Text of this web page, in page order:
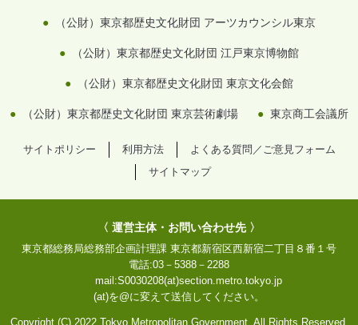
（公財）東京都歴史文化財団 アーツカウンシル東京
（公財）東京都歴史文化財団 江戸東京博物館
（公財）東京都歴史文化財団 東京文化会館
（公財）東京都歴史文化財団 東京芸術劇場 東京商工会議所
サイトポリシー 利用方法
よくある質問／ご意見フォーム
サイトマップ
〈 運営主体・お問い合わせ先 〉
東京都総務局総務部企画計理課 東京都新宿区西新宿二丁目８番１号
電話:03－5388－2288
mail:S0030208(at)section.metro.tokyo.jp
(at)を@に変えて送信してください。
Copyright (C) 2022 Tokyo Metropolitan Government. All Rights Reserved.